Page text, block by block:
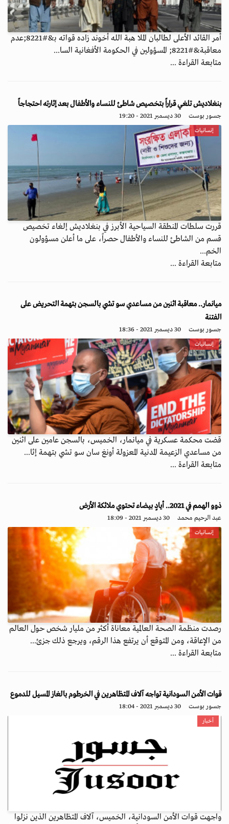
أمر القائد الأعلى لطالبان الملا هبة الله أخوند زاده قواته بـ&#8221;عدم
معاقبة&#8221; المسؤولين في الحكومة الأفغانية السا...
متابعة القراءة ...
بنغلاديش تلغي قراراً بتخصيص شاطئ للنساء والأطفال بعد إثارته احتجاجاً
جسور بوست 30 ديسمبر 2021 - 19:20
إنسانيات
قررت سلطات المنطقة السياحية الأبرز في بنغلاديش إلغاء تخصيص
قسم من الشاطئ للنساء والأطفال حصراً، على ما أعلن مسؤولون
الخم...
متابعة القراءة ...
ميانمار.. معاقبة اثنين من مساعدي سو تشي بالسجن بتهمة التحريض على
الفتنة
جسور بوست 30 ديسمبر 2021 - 18:36
إنسانيات
قضت محكمة عسكرية في ميانمار، الخميس، بالسجن عامين على اثنين
من مساعدي الزعيمة المدنية المعزولة أونغ سان سو تشي بتهمة إثا...
متابعة القراءة ...
ذوو الهمم في 2021.. أيادٍ بيضاء تحتوي ملائكة الأرض
عبد الرحيم محمد 30 ديسمبر 2021 - 18:09
إنسانيات
رصدت منظمة الصحة العالمية معاناة أكثر من مليار شخص حول العالم
من الإعاقة، ومن المتوقع أن يرتفع هذا الرقم، ويرجع ذلك جزئ...
متابعة القراءة ...
قوات الأمن السودانية تواجه آلاف المتظاهرين في الخرطوم بالغاز المسيل للدموع
جسور بوست 30 ديسمبر 2021 - 18:04
أخبار
واجهت قوات الأمن السودانية، الخميس، آلاف المتظاهرين الذين نزلوا